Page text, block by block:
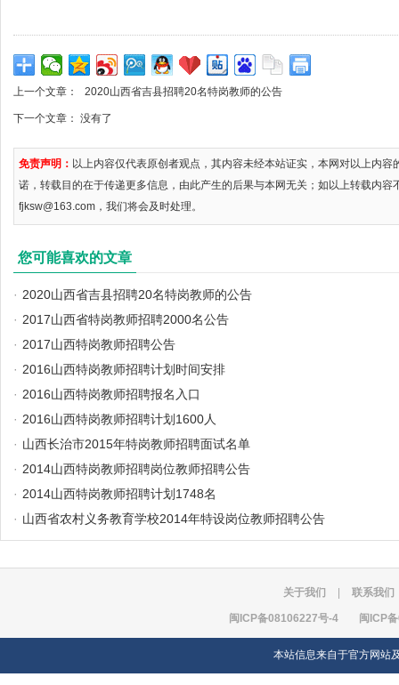
上一个文章： 2020山西省吉县招聘20名特岗教师的公告
下一个文章： 没有了
免责声明： 以上内容仅代表原创者观点，其内容未经本站证实，本网对以上内
诺，转载目的在于传递更多信息，由此产生的后果与本网无关；如以上转载内容
fjksw@163.com，我们将会及时处理。
您可能喜欢的文章
· 2020山西省吉县招聘20名特岗教师的公告
· 2017山西省特岗教师招聘2000名公告
· 2017山西特岗教师招聘公告
· 2016山西特岗教师招聘计划时间安排
· 2016山西特岗教师招聘报名入口
· 2016山西特岗教师招聘计划1600人
· 山西长治市2015年特岗教师招聘面试名单
· 2014山西特岗教师招聘岗位教师招聘公告
· 2014山西特岗教师招聘计划1748名
· 山西省农村义务教育学校2014年特设岗位教师招聘公告
关于我们 联系我们
闽ICP备08106227号-4 闽ICP
本站信息来自于官方网站